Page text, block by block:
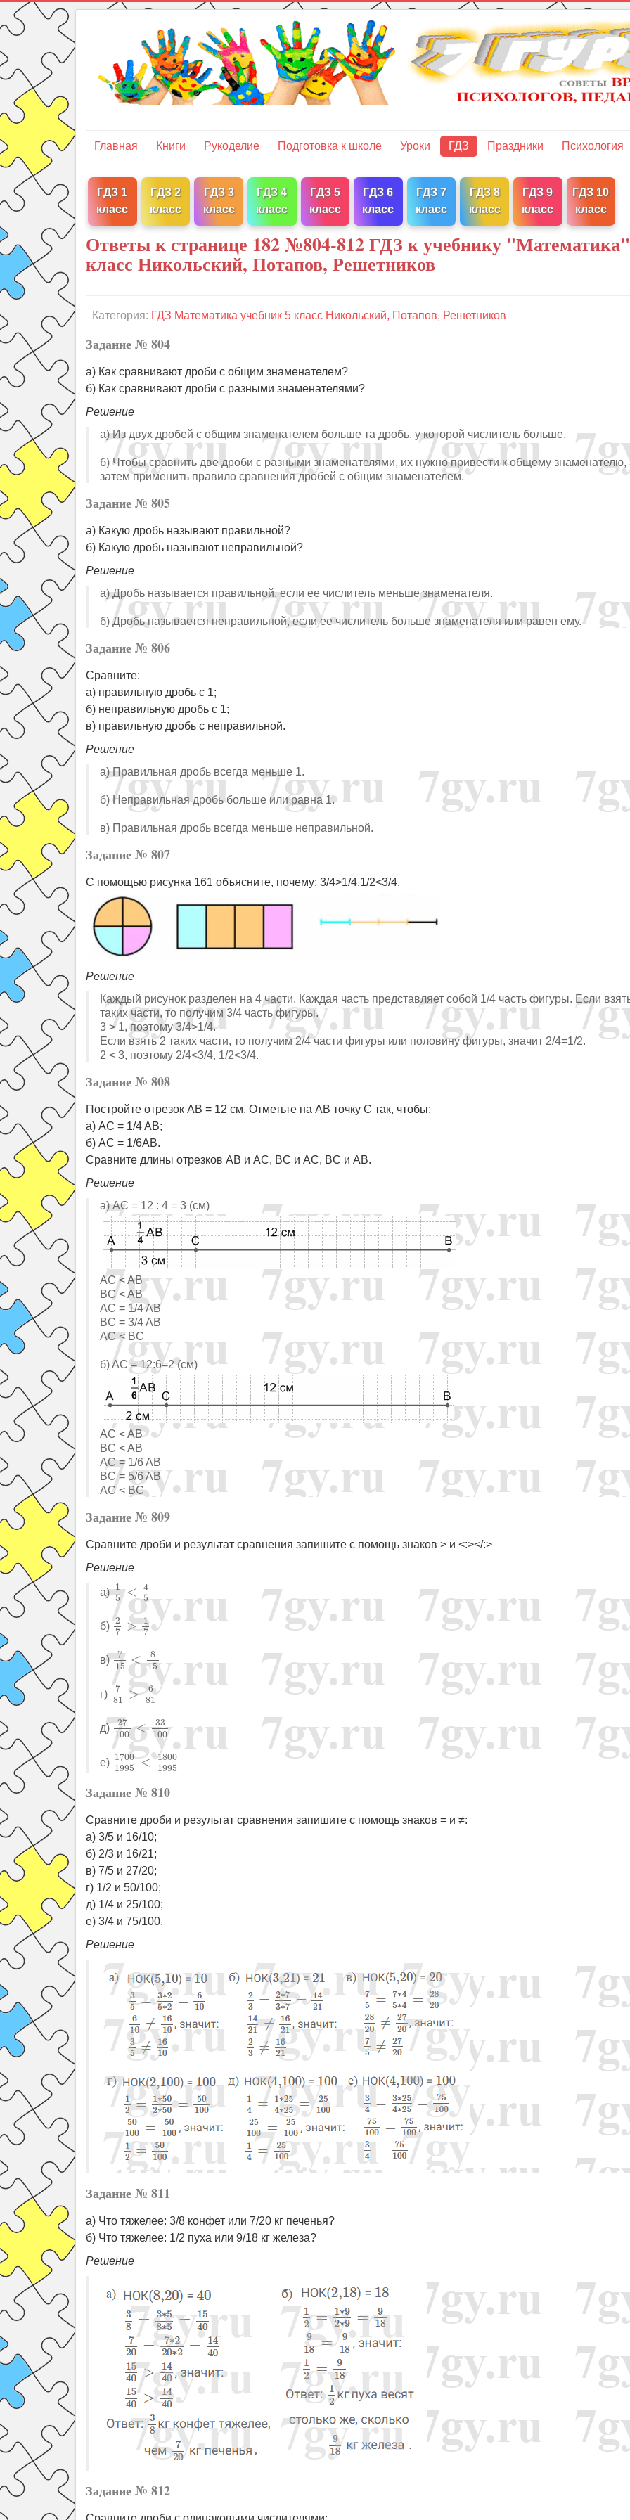
Главная Книги Рукоделие Подготовка к школе Уроки ГДЗ Праздники Психология
ГДЗ 1
класс
ГДЗ 2
класс
ГДЗ 3
класс
ГДЗ 4
класс
ГДЗ 5
класс
ГДЗ 6
класс
ГДЗ 7
класс
ГДЗ 8
класс
ГДЗ 9
класс
ГДЗ 10
класс
Ответы к странице 182 №804-812 ГДЗ к учебнику
класс Никольский, Потапов, Решетников
Категория: ГДЗ Математика учебник 5 класс Никольский, Потапов, Решетников
Задание № 804
а) Как сравнивают дроби с общим знаменателем?
б) Как сравнивают дроби с разными знаменателями?
Решение
а) Из двух дробей с общим знаменателем больше та дробь, у которой числитель больше.
б) Чтобы сравнить две дроби с разными знаменателями, их нужно привести к общему знаменателю,
затем применить правило сравнения дробей с общим знаменателем.
Задание № 805
а) Какую дробь называют правильной?
б) Какую дробь называют неправильной?
Решение
а) Дробь называется правильной, если ее числитель меньше знаменателя.
б) Дробь называется неправильной, если ее числитель больше знаменателя или равен ему.
Задание № 806
Сравните:
а) правильную дробь с 1;
б) неправильную дробь с 1;
в) правильную дробь с неправильной.
Решение
а) Правильная дробь всегда меньше 1.
б) Неправильная дробь больше или равна 1.
в) Правильная дробь всегда меньше неправильной.
Задание № 807
С помощью рисунка 161 объясните, почему: 3/4>1/4,1/2<3/4.
Решение
Каждый рисунок разделен на 4 части. Каждая часть представляет собой 1/4 часть фигуры. Если
таких части, то получим 3/4 часть фигуры.
3 > 1, поэтому 3/4>1/4.
Если взять 2 таких части, то получим 2/4 части фигуры или половину фигуры, значит 2/4=1/2.
2 < 3, поэтому 2/4<3/4, 1/2<3/4.
Задание № 808
Постройте отрезок AB = 12 см. Отметьте на AB точку C так, чтобы:
а) AC = 1/4 AB;
б) AC = 1/6AB.
Сравните длины отрезков AB и AC, BC и AC, BC и AB.
Решение
а) AC = 12 : 4 = 3 (см)
AC < AB
BC < AB
AC = 1/4 AB
BC = 3/4 AB
AC < BC
б) AC = 12:6=2 (см)
AC < AB
BC < AB
AC = 1/6 AB
BC = 5/6 AB
AC < BC
Задание № 809
Сравните дроби и результат сравнения запишите с помощь знаков > и <:></:>
Решение
а) 1
5
<
4
5
1 5
б) 2
7
> 1
7
2 >17
в) 7
15
<
8
15
715 15
г)
7
81 >
6
81
781>681
д)
27
100 <
33
100
27 <33
е) 1700
1995
<
1800
1995
17001995< 18001995
Задание № 810
Сравните дроби и результат сравнения запишите с помощь знаков = и ≠:
а) 3/5 и 16/10;
б) 2/3 и 16/21;
в) 7/5 и 27/20;
г) 1/2 и 50/100;
д) 1/4 и 25/100;
е) 3/4 и 75/100.
Решение
Задание № 811
а) Что тяжелее: 3/8 конфет или 7/20 кг печенья?
б) Что тяжелее: 1/2 пуха или 9/18 кг железа?
Решение
Задание № 812